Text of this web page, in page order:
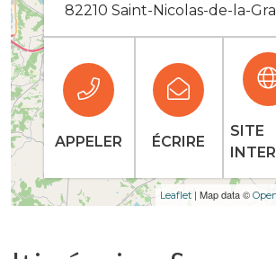
Leaflet | Map data ©
82210 Saint-Nicolas-de-la-
APPELER ÉCRIRE
SITE